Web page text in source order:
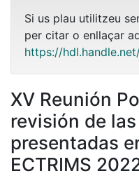
Si us plau utilitzeu
per citar o enllaçar
https://
XV Reunión
revisión de
presentadas
ECTRIMS